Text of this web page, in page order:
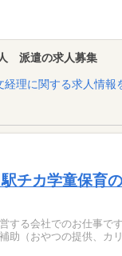
派遣の求人募集
理に関する求人情報
チカ学童保育
する会社でのお仕事で
助（おやつの提供、カ